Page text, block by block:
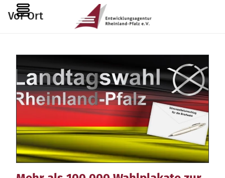
Inhalt
Vor Ort
MENU